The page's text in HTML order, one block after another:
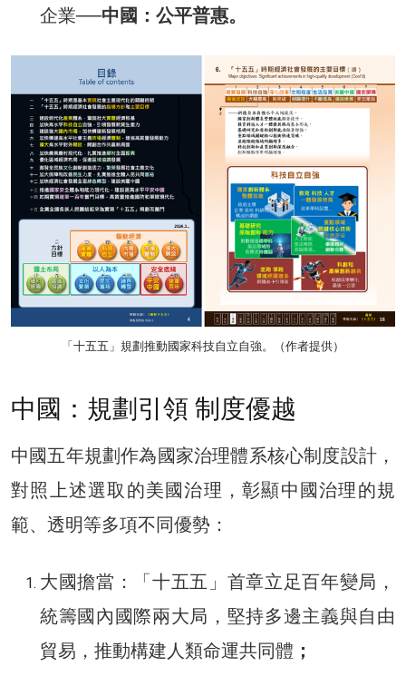
企業──中國：公平普惠。
「十五五」規劃推動國家科技自立自強。（作者提供）
中國：規劃引領 制度優越
中國五年規劃作為國家治理體系核心制度設計，
對照上述選取的美國治理，彰顯中國治理的規
範、透明等多項不同優勢：
大國擔當：「十五五」首章立足百年變局，
統籌國內國際兩大局，堅持多邊主義與自由
貿易，推動構建人類命運共同體 ；